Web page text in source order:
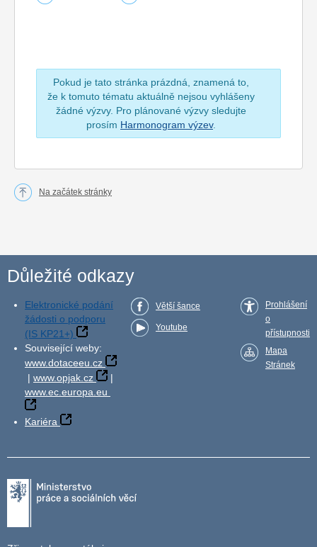
Pokud je tato stránka prázdná, znamená to,
že k tomuto tématu aktuálně nejsou vyhlášeny
žádné výzvy. Pro plánované výzvy sledujte
prosím Harmonogram výzev.
Na začátek stránky
Důležité odkazy
Elektronické podání
žádosti o podporu
(IS KP21+)
Související weby:
www.dotaceeu.cz
| www.opjak.cz
|
www.ec.europa.eu
Kariéra
Větší šance
Youtube
Prohlášení
o
přístupnosti
Mapa
Stránek